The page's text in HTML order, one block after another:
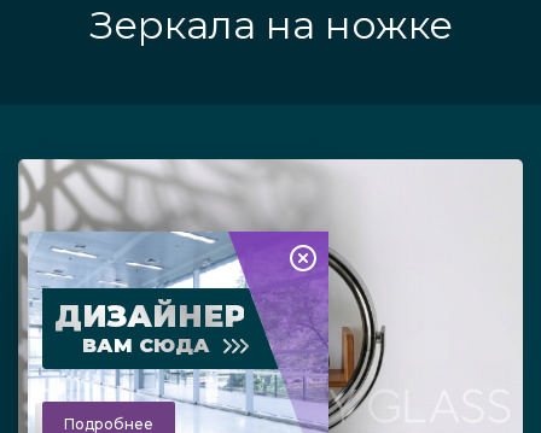
Зеркала на ножке
ДИЗАЙНЕР
ВАМ СЮДА
Подробнее